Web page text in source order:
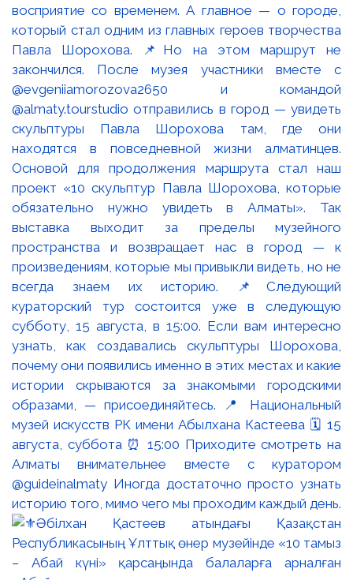
восприятие со временем. А главное — о городе,
который стал одним из главных героев творчества
Павла Шорохова. 📌Но на этом маршрут не
закончился. После музея участники вместе с
@evgeniiamorozova2650 и командой
@almaty.tourstudio отправились в город — увидеть
скульптуры Павла Шорохова там, где они
находятся в повседневной жизни алматинцев.
Основой для продолжения маршрута стал наш
проект «10 скульптур Павла Шорохова, которые
обязательно нужно увидеть в Алматы». Так
выставка выходит за пределы музейного
пространства и возвращает нас в город — к
произведениям, которые мы привыкли видеть, но не
всегда знаем их историю. 📌Следующий
кураторский тур состоится уже в следующую
субботу, 15 августа, в 15:00. Если вам интересно
узнать, как создавались скульптуры Шорохова,
почему они появились именно в этих местах и какие
истории скрываются за знакомыми городскими
образами, — присоединяйтесь. 📍 Национальный
музей искусств РК имени Абылхана Кастеева 🗓 15
августа, суббота ⏰ 15:00 Приходите смотреть на
Алматы внимательнее вместе с куратором
@guideinalmaty Иногда достаточно просто узнать
историю того, мимо чего мы проходим каждый день.